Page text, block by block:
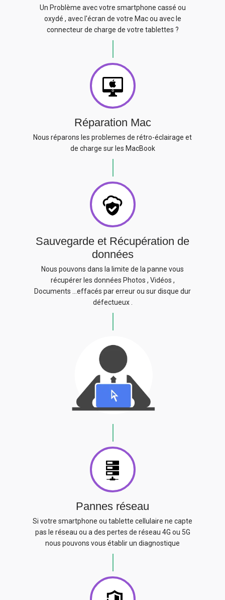
Un Problème avec votre smartphone cassé ou
oxydé , avec l'écran de votre Mac ou avec le
connecteur de charge de votre tablettes ?
Réparation Mac
Nous réparons les problemes de rétro-éclairage et
de charge sur les MacBook
Sauvegarde et Récupération de
données
Nous pouvons dans la limite de la panne vous
récupérer les données Photos , Vidéos ,
Documents …effacés par erreur ou sur disque dur
défectueux .
Pannes réseau
Si votre smartphone ou tablette cellulaire ne capte
pas le réseau ou a des pertes de réseau 4G ou 5G
nous pouvons vous établir un diagnostique